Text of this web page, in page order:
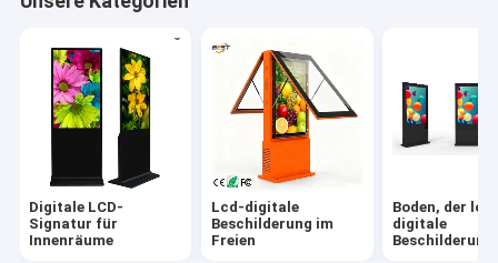
LED-Posteranzeige
Miet-LED-Anzeige
Touch Screen Tabelle
LED Filmbildschirm
Digitale LCD-
Signatur für
Innenräume
Lcd-digitale
Beschilderung im
Freien
Boden, der
digitale